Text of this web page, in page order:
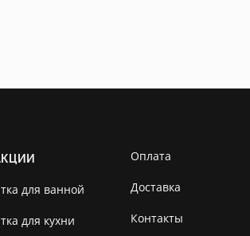
для ванной
для кухни
Оплата
Доставка
Контакты